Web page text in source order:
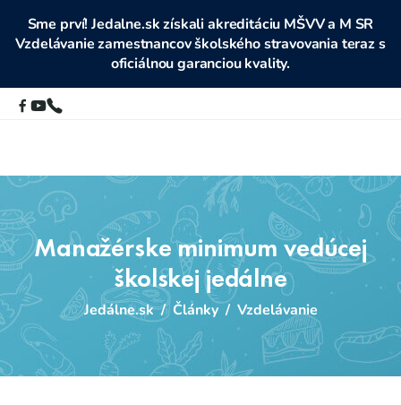
Sme prví! Jedalne.sk získali akreditáciu MŠVV a M SR
Vzdelávanie zamestnancov školského stravovania teraz s
oficiálnou garanciou kvality.
Manažérske minimum vedúcej
školskej jedálne
Jedálne.sk / Články / Vzdelávanie